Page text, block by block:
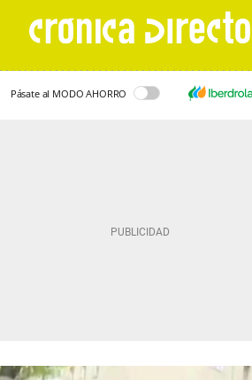
Pásate al MODO AHORRO